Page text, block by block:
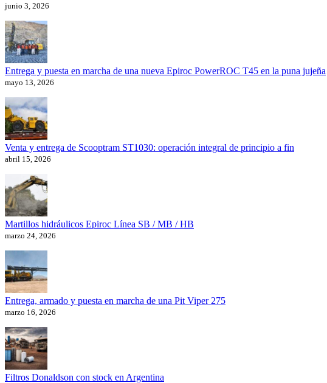
junio 3, 2026
Entrega y puesta en marcha de una nueva Epiroc PowerROC T45 en la puna jujeña
mayo 13, 2026
Venta y entrega de Scooptram ST1030: operación integral de principio a fin
abril 15, 2026
Martillos hidráulicos Epiroc Línea SB / MB / HB
marzo 24, 2026
Entrega, armado y puesta en marcha de una Pit Viper 275
marzo 16, 2026
Filtros Donaldson con stock en Argentina